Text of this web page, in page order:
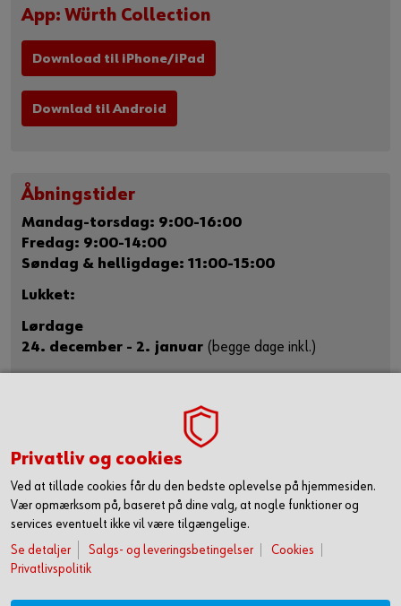
App: Würth Collection
Download til iPhone/iPad
Downlad til Android
Åbningstider
Mandag-torsdag: 9:00-16:00
Fredag: 9:00-14:00
Søndag & helligdage: 11:00-15:00
Lukket:
Lørdage
24. december - 2. januar (begge dage inkl.)
Vivi Haacke
Kunstansvarlig
vivi.haacke@wuerth.dk
Tlf.: +45 79 32 32 32
Montagevej 6
6000 Kolding
Privatliv og cookies
Ved at tillade cookies får du den bedste oplevelse på hjemmesiden.
Vær opmærksom på, baseret på dine valg, at nogle funktioner og
services eventuelt ikke vil være tilgængelige.
Se detaljer
Salgs- og leveringsbetingelser
Cookies
Privatlivspolitik